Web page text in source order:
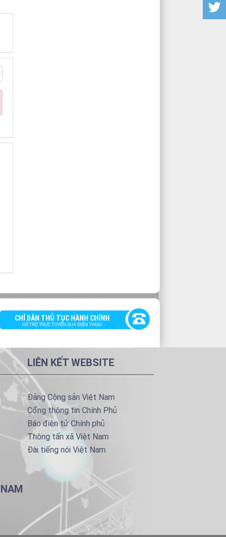
CHỈ DẪN THỦ TỤC HÀNH CHÍNH
HỖ TRỢ TRỰC TUYẾN QUA ĐIỆN THOẠI
LIÊN KẾT WEBSITE
Đảng Cộng sản Việt Nam
Cổng thông tin Chính Phủ
Báo điện tử Chính phủ
Thông tấn xã Việt Nam
Đài tiếng nói Việt Nam